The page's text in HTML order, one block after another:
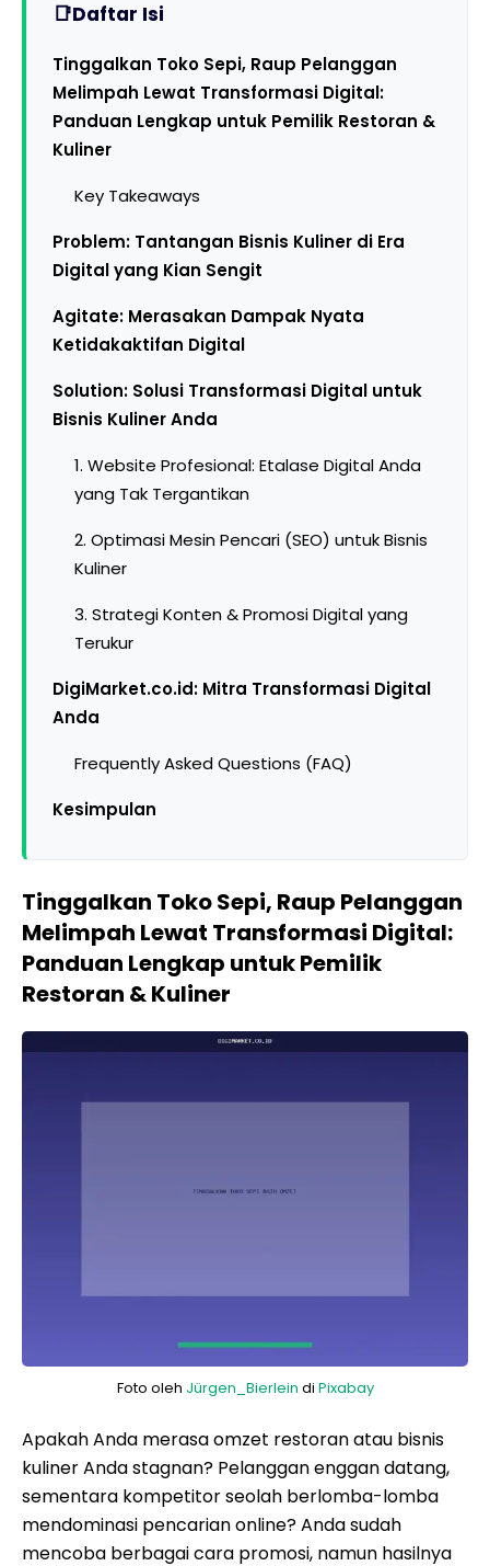
Daftar Isi
Tinggalkan Toko Sepi, Raup Pelanggan
Melimpah Lewat Transformasi Digital:
Panduan Lengkap untuk Pemilik Restoran &
Kuliner
Key Takeaways
Problem: Tantangan Bisnis Kuliner di Era
Digital yang Kian Sengit
Agitate: Merasakan Dampak Nyata
Ketidakaktifan Digital
Solution: Solusi Transformasi Digital untuk
Bisnis Kuliner Anda
1. Website Profesional: Etalase Digital Anda
yang Tak Tergantikan
2. Optimasi Mesin Pencari (SEO) untuk Bisnis
Kuliner
3. Strategi Konten & Promosi Digital yang
Terukur
DigiMarket.co.id: Mitra Transformasi Digital
Anda
Frequently Asked Questions (FAQ)
Kesimpulan
Tinggalkan Toko Sepi, Raup Pelanggan
Melimpah Lewat Transformasi Digital:
Panduan Lengkap untuk Pemilik
Restoran & Kuliner
Foto oleh Jürgen_Bierlein di Pixabay
Apakah Anda merasa omzet restoran atau bisnis
kuliner Anda stagnan? Pelanggan enggan datang,
sementara kompetitor seolah berlomba-lomba
mendominasi pencarian online? Anda sudah
mencoba berbagai cara promosi, namun hasilnya